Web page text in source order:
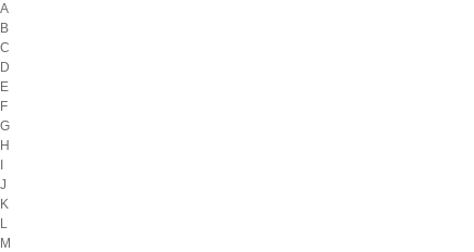
A
B
C
D
E
F
G
H
J
K
L
M